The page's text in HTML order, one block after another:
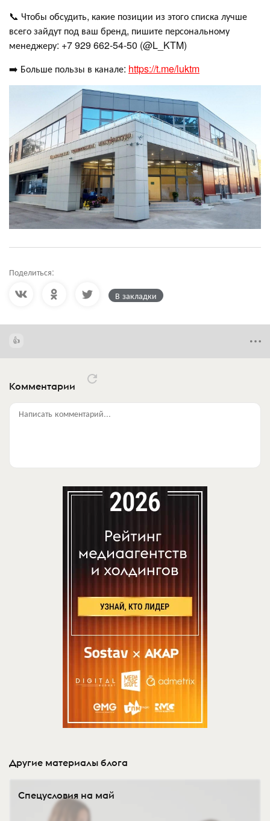
📞 Чтобы обсудить, какие позиции из этого списка лучше
всего зайдут под ваш бренд, пишите персональному
менеджеру: +7 929 662‑54‑50 (@L_KTM)
➡️ Больше пользы в канале: https://t.me/luktm
Поделиться:
В закладки
Комментарии
Написать комментарий...
Другие материалы блога
Спецусловия на май